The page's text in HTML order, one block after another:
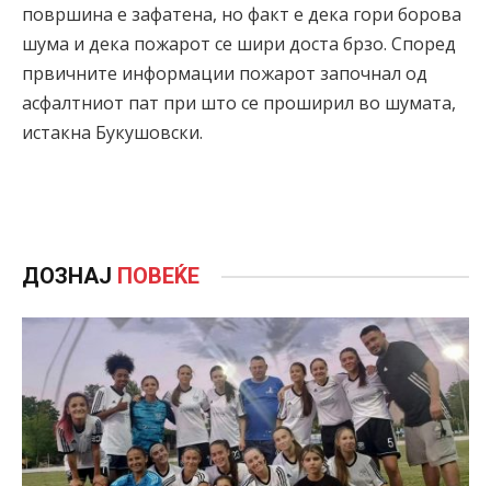
површина е зафатена, но факт е дека гори борова
шума и дека пожарот се шири доста брзо. Според
првичните информации пожарот започнал од
асфалтниот пат при што се проширил во шумата,
истакна Букушовски.
ДОЗНАЈ ПОВЕЌЕ